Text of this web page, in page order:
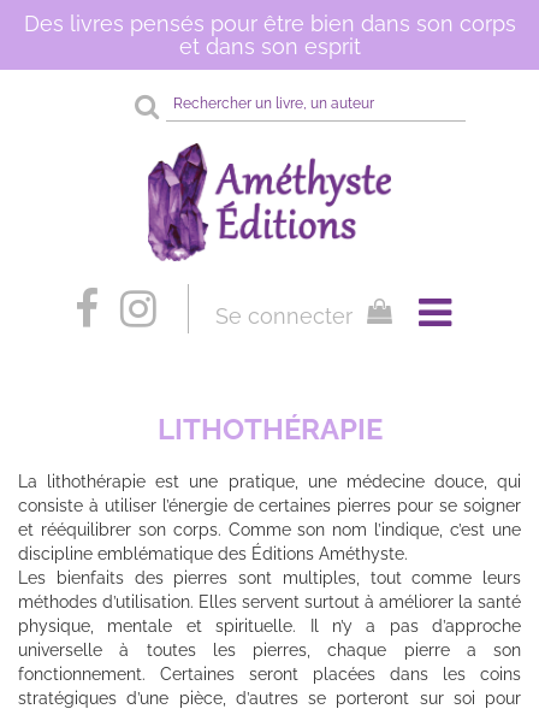
Des livres pensés pour être bien dans son corps
et dans son esprit
Rechercher
sur
site
Se connecter
LITHOTHÉRAPIE
La lithothérapie est une pratique, une médecine douce, qui
consiste à utiliser l’énergie de certaines pierres pour se soigner
et rééquilibrer son corps. Comme son nom l’indique, c’est une
discipline emblématique des Éditions Améthyste.
Les bienfaits des pierres sont multiples, tout comme leurs
méthodes d’utilisation. Elles servent surtout à améliorer la santé
physique, mentale et spirituelle. Il n’y a pas d’approche
universelle à toutes les pierres, chaque pierre a son
fonctionnement. Certaines seront placées dans les coins
stratégiques d’une pièce, d’autres se porteront sur soi pour